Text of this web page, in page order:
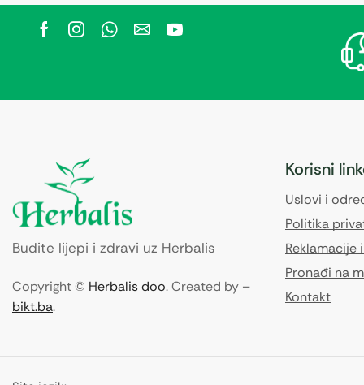
Budite lijepi i zdravi uz Herbalis
Copyright © Herbalis doo. Created by –
bikt.ba.
Korisni
Uslovi i
Politika
Reklamacije
Pronađi na
Kontakt